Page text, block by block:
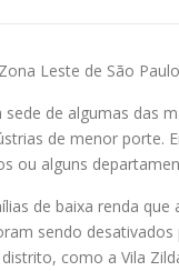
Leste de São
de algumas das
de menor porte.
ou alguns
de baixa renda
sendo desativados
como a Vila